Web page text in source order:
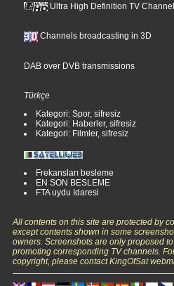
Ultra High Definition TV
Channels broadcasting in 3D
DAB over DVB transmissions
Türkçe
Kategori: Spor, sifresiz
Kategori: Haberler, sifresiz
Kategori: Filmler, sifresiz
Frekansları besleme
EN SON BESLEME
FTA uydu Idaresi
All contents on this site are protected by
except contents shown in some
owners. Screenshots are only proposed
promoting corresponding TV channels.
copyright, please contact KingOfSat